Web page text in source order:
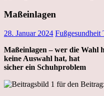
Maßeinlagen
28. Januar 2024 Fußgesundheit
Maßeinlagen – wer die Wahl
keine Auswahl hat, hat
sicher ein Schuhproblem